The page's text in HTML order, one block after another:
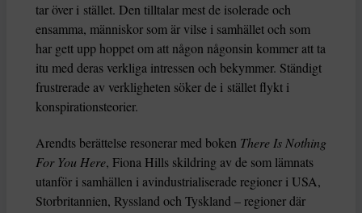
tar över i stället. Den tilltalar mest de isolerade och
ensamma, människor som är vilse i samhället och som
har gett upp hoppet om att någon någonsin kommer att ta
itu med deras verkliga intressen och bekymmer. Ständigt
frustrerade av verkligheten söker de i stället flykt i
konspirationsteorier.
Arendts berättelse resonerar med boken There Is Nothing
For You Here, Fiona Hills skildring av de som lämnats
utanför i samhällen i avindustrialiserade regioner i USA,
Storbritannien, Ryssland och Tyskland – regioner där